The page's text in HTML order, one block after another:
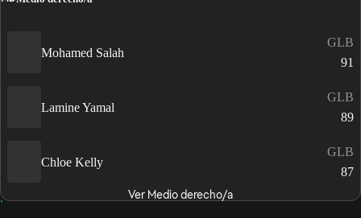
Mohamed Salah
GLB
91
Lamine Yamal
GLB
89
Chloe Kelly
GLB
87
Ver Medio derecho/a